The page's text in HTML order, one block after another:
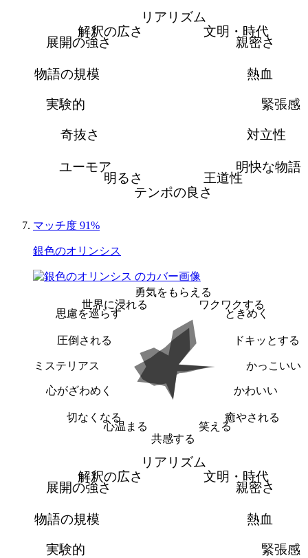
リアリズム
文明・時代
親密さ
熱血
緊張感
対立性
明快な物語
王道性
テンポの良さ
明るさ
ユーモア
奇抜さ
実験的
物語の規模
展開の強さ
解釈の広さ
マッチ度 91%
銀色のオリンシス
勇気をもらえる
ワクワクする
ときめく
ドキッとする
かっこいい
かわいい
癒やされる
笑える
共感する
心温まる
切なくなる
心がざわめく
ミステリアス
圧倒される
思慮を巡らす
世界に浸れる
リアリズム
文明・時代
親密さ
熱血
緊張感
実験的
物語の規模
展開の強さ
解釈の広さ